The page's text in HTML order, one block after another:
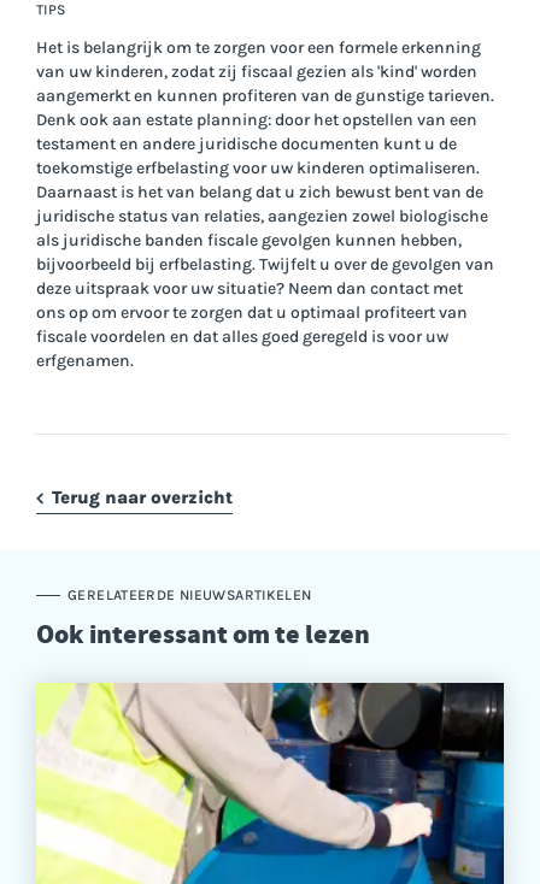
TIPS
Het is belangrijk om te zorgen voor een formele erkenning
van uw kinderen, zodat zij fiscaal gezien als 'kind' worden
aangemerkt en kunnen profiteren van de gunstige tarieven.
Denk ook aan estate planning: door het opstellen van een
testament en andere juridische documenten kunt u de
toekomstige erfbelasting voor uw kinderen optimaliseren.
Daarnaast is het van belang dat u zich bewust bent van de
juridische status van relaties, aangezien zowel biologische
als juridische banden fiscale gevolgen kunnen hebben,
bijvoorbeeld bij erfbelasting. Twijfelt u over de gevolgen van
deze uitspraak voor uw situatie? Neem dan contact met
ons op om ervoor te zorgen dat u optimaal profiteert van
fiscale voordelen en dat alles goed geregeld is voor uw
erfgenamen.
Terug naar overzicht
GERELATEERDE NIEUWSARTIKELEN
Ook interessant om te lezen